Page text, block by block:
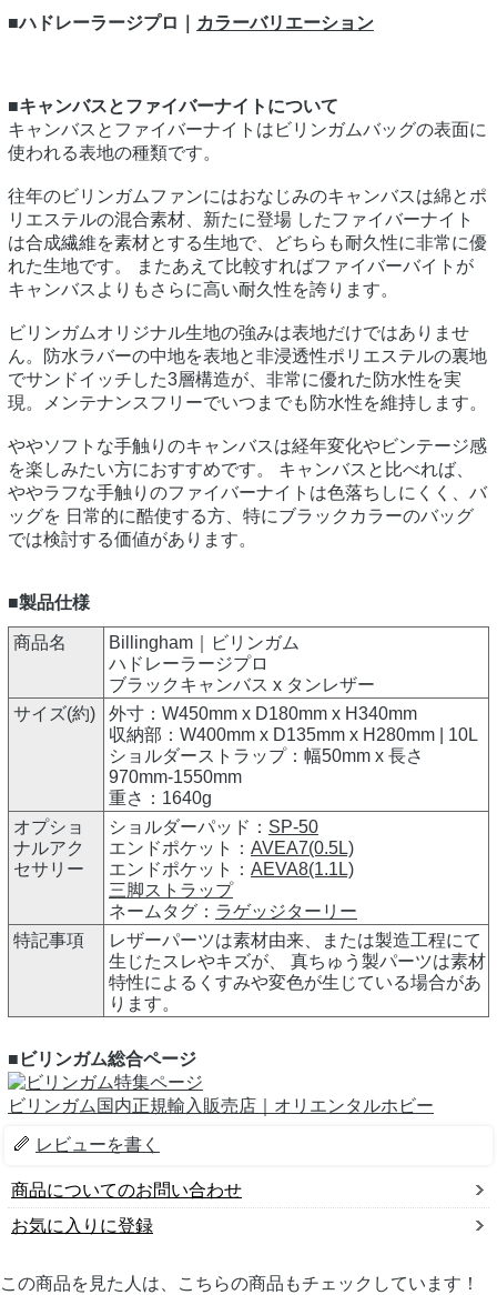
■ハドレーラージプロ｜ カラーバリエーション
■キャンバスとファイバーナイトについて
キャンバスとファイバーナイトはビリンガムバッグの表面に
使われる表地の種類です。
往年のビリンガムファンにはおなじみのキャンバスは綿とポ
リエステルの混合素材、新たに登場 したファイバーナイト
は合成繊維を素材とする生地で、どちらも耐久性に非常に優
れた生地です。 またあえて比較すればファイバーバイトが
キャンバスよりもさらに高い耐久性を誇ります。
ビリンガムオリジナル生地の強みは表地だけではありませ
ん。防水ラバーの中地を表地と非浸透性ポリエステルの裏地
でサンドイッチした3層構造が、非常に優れた防水性を実
現。メンテナンスフリーでいつまでも防水性を維持します。
ややソフトな手触りのキャンバスは経年変化やビンテージ感
を楽しみたい方におすすめです。 キャンバスと比べれば、
ややラフな手触りのファイバーナイトは色落ちしにくく、バ
ッグを 日常的に酷使する方、特にブラックカラーのバッグ
では検討する価値があります。
■製品仕様
商品名
Billingham｜ビリンガム
ハドレーラージプロ
ブラックキャンバス x タンレザー
サイズ(約)
外寸：W450mm x D180mm x H340mm
収納部：W400mm x D135mm x H280mm | 10L
ショルダーストラップ：幅50mm x 長さ
970mm-1550mm
重さ：1640g
オプショ
ナルアク
セサリー
ショルダーパッド： SP-50
エンドポケット： AVEA7(0.5L)
エンドポケット： AEVA8(1.1L)
三脚ストラップ
ネームタグ： ラゲッジターリー
特記事項
レザーパーツは素材由来、または製造工程にて
生じたスレやキズが、 真ちゅう製パーツは素材
特性によるくすみや変色が生じている場合があ
ります。
■ビリンガム総合ページ
ビリンガム国内正規輸入販売店｜オリエンタルホビー
レビューを書く
商品についてのお問い合わせ
お気に入りに登録
この商品を見た人は、こちらの商品もチェックしています！